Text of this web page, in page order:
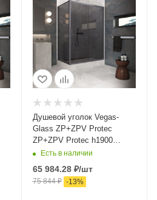
Душевой уголок Vegas-
Glass ZP+ZPV Protec
ZP+ZPV Protec h1900
105*70 06 07 105х70 стекло
тонированное профиль
вороненая сталь без
поддона
Есть в наличии
65 984.28₽/шт
75 844₽ -13%